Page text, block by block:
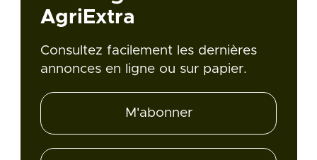
AgriExtra
Consultez facilement les dernières
annonces en ligne ou sur papier.
M'abonner